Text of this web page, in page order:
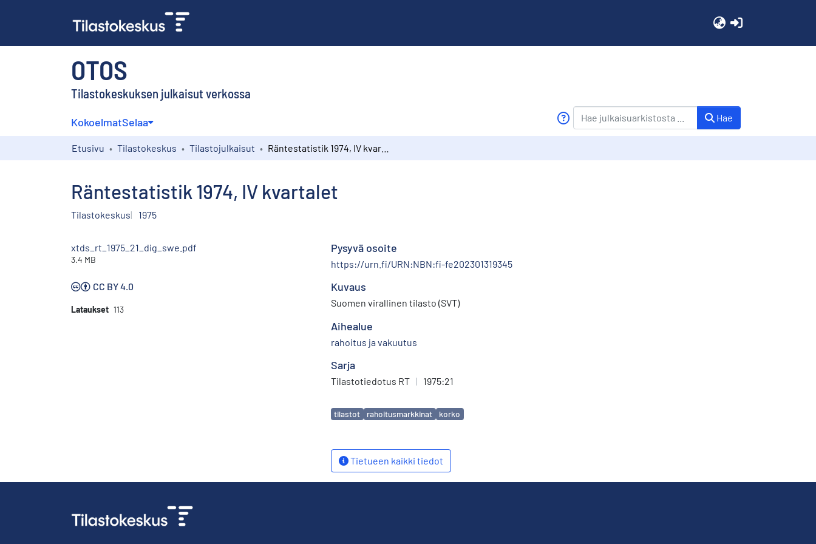
OTOS
Tilastokeskuksen julkaisut verkossa
KokoelmatSelaa Hae
Etusivu Tilastokeskus Tilastojulkaisut
Räntestatistik 1974, IV kvartalet
Tilastokeskus 1975
xtds_rt_1975_21_dig_swe.pdf
3.4 MB
CC BY 4.0
Lataukset 113
Pysyvä osoite
https://urn.fi/URN:NBN:fi-fe202301319345
Kuvaus
Suomen virallinen tilasto (SVT)
Aihealue
rahoitus ja vakuutus
Sarja
Tilastotiedotus RT | 1975:21
Avainsanat
tilastot rahoitusmarkkinat korko
Tietueen kaikki tiedot